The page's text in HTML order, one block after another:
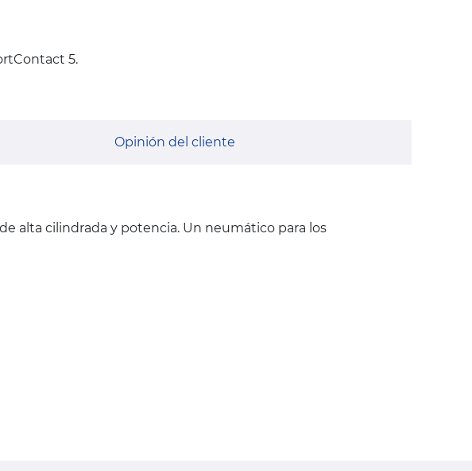
5.
Opinión del cliente
alta cilindrada y potencia. Un neumático para los